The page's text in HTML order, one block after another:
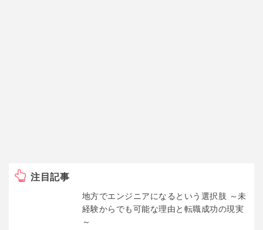
注目記事
地方でエンジニアになるという選択肢 ～未
経験からでも可能な理由と転職成功の現実
～